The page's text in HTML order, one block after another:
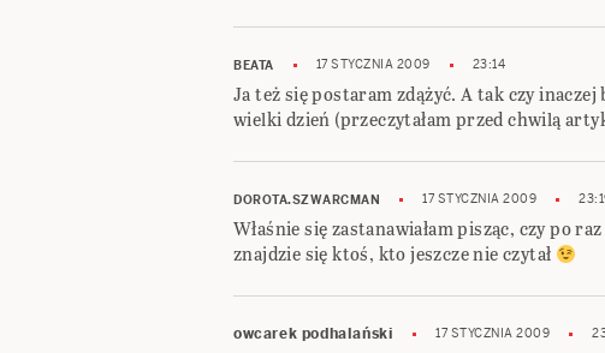
BEATA 17 STYCZNIA 2009 23:14
Ja też się postaram zdążyć. A tak czy
wielki dzień (przeczytałam przed chwilą
DOROTA.SZWARCMAN 17 STYCZNIA 2009
Właśnie się zastanawiałam pisząc, czy po
znajdzie się ktoś, kto jeszcze nie czytał
owcarek podhalański 17 STYCZNIA 2009